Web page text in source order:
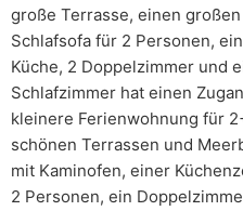
große Terrasse, einen
Schlafsofa für 2 Personen,
Küche, 2 Doppelzimmer und
Schlafzimmer hat einen
kleinere Ferienwohnung für
schönen Terrassen und
mit Kaminofen, einer
2 Personen, ein